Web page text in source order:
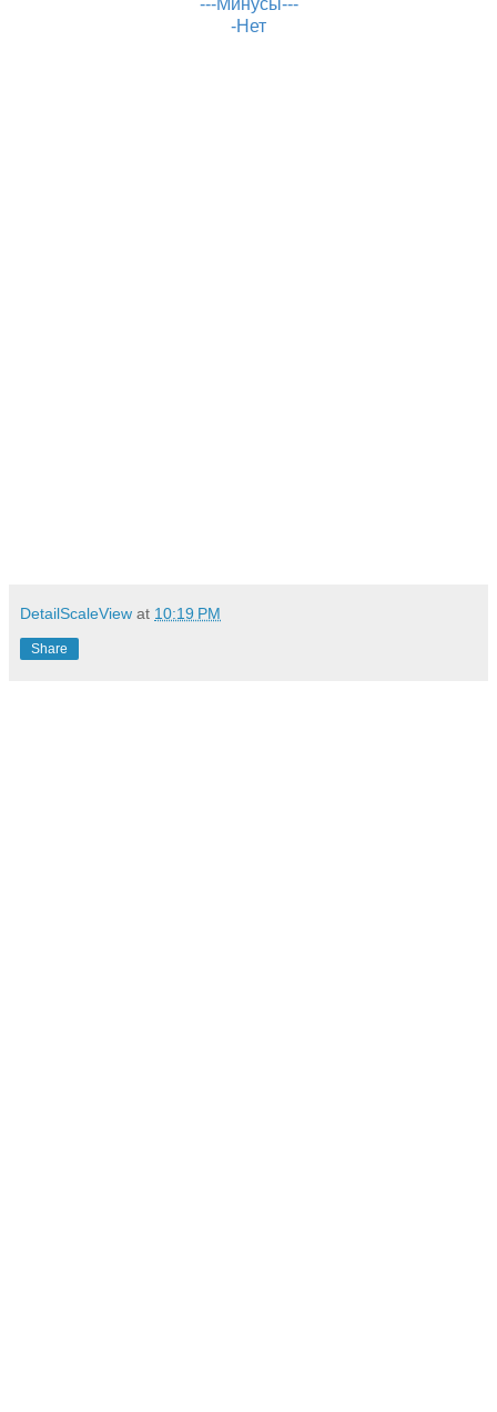
-Нет
DetailScaleView at 10:19 PM
Share